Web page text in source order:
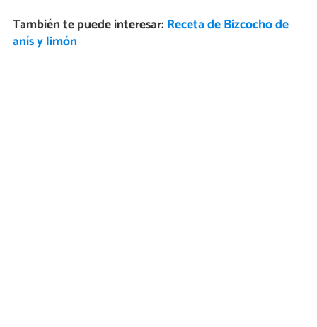
También te puede interesar: Receta de Bizcocho de
anís y limón